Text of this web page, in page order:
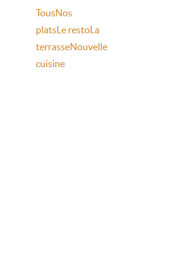
TousNos
platsLe restoLa
terrasseNouvelle
cuisine